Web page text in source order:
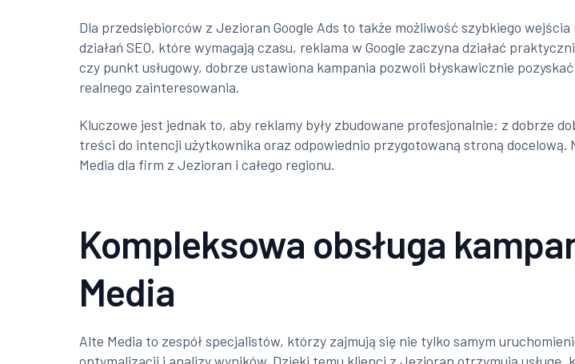
Dla przedsiębiorców z Jezioran Google Ads to także możliwość szybkiego
działań SEO, które wymagają czasu, reklama w Google zaczyna działać
czy punkt usługowy, dobrze ustawiona kampania pozwoli błyskawicznie
realnego zainteresowania.
Kluczowe jest jednak to, aby reklamy były zbudowane profesjonalnie: z dobrze
treści do intencji użytkownika oraz odpowiednio przygotowaną stroną
Media dla firm z Jezioran i całego regionu.
Kompleksowa obsługa
Media
Alte Media to zespół specjalistów, którzy zajmują się nie tylko samym